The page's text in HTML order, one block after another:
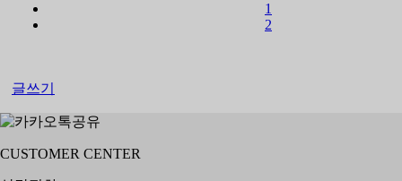
1
2
글쓰기
CUSTOMER CENTER